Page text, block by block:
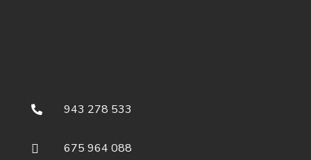
 943 278 533
 675 964 088